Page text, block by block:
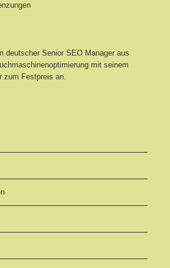
deutscher Senior SEO Manager aus
mit seinem
zum Festpreis an.